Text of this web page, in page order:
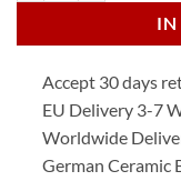
IN
Accept 30 days
EU Delivery 3-7
Worldwide
German Ceramic